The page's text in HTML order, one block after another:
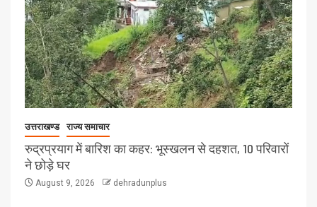
उत्तराखण्ड राज्य समाचार
रुद्रप्रयाग में बारिश का कहर: भूस्खलन से दहशत, 10 परिवारों
ने छोड़े घर
August 9, 2026 dehradunplus